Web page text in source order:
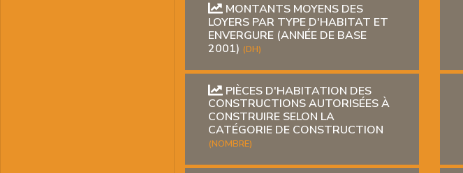
MONTANTS MOYENS DES
LOYERS PAR TYPE D'HABITAT ET
ENVERGURE (ANNÉE DE BASE
2001) (DH)
PIÈCES D'HABITATION DES
CONSTRUCTIONS AUTORISÉES À
CONSTRUIRE SELON LA
CATÉGORIE DE CONSTRUCTION
(NOMBRE)